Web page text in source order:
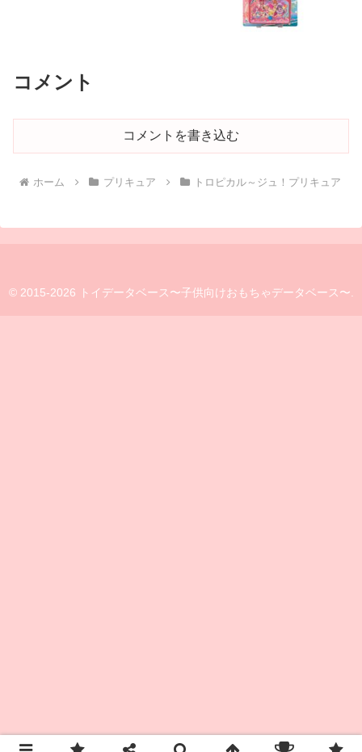
コメント
コメントを書き込む
ホーム プリキュア トロピカル～ジュ！プリキュア
© 2015-2026 トイデータベース〜子供向けおもちゃデータベース〜.